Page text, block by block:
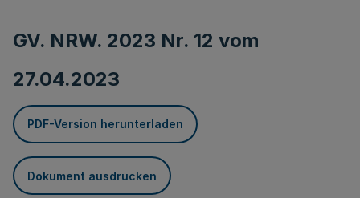
GV. NRW. 2023 Nr. 12 vom
27.04.2023
PDF-Version herunterladen
Dokument ausdrucken